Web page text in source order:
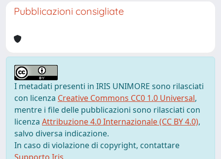
Pubblicazioni consigliate
I metadati presenti in IRIS UNIMORE sono rilasciati
con licenza Creative Commons CC0 1.0 Universal,
mentre i file delle pubblicazioni sono rilasciati con
licenza Attribuzione 4.0 Internazionale (CC BY 4.0),
salvo diversa indicazione.
In caso di violazione di copyright, contattare